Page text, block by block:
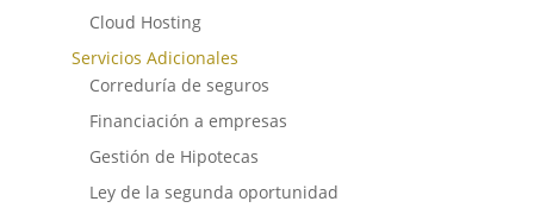
Cloud Hosting
Servicios Adicionales
Correduría de seguros
Financiación a empresas
Gestión de Hipotecas
Ley de la segunda oportunidad